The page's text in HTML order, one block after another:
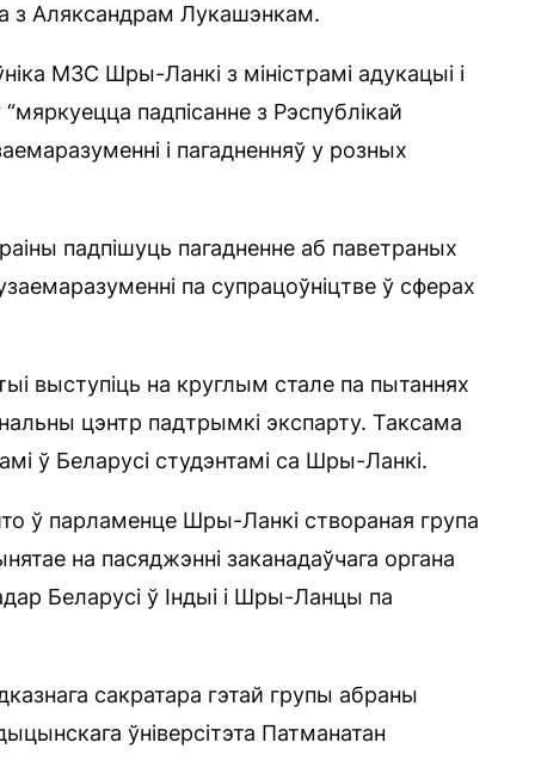
з Аляксандрам Лукашэнкам.
МЗС Шры-Ланкі з міністрамі адукацыі і
падпісанне з Рэспублікай
і пагадненняў у розных
падпішуць пагадненне аб паветраных
па супрацоўніцтве ў сферах
выступіць на круглым стале па пытаннях
цэнтр падтрымкі экспарту. Таксама
ў Беларусі студэнтамі са Шры-Ланкі.
ў парламенце Шры-Ланкі створаная група
на пасяджэнні заканадаўчага органа
Беларусі ў Індыі і Шры-Ланцы па
сакратара гэтай групы абраны
ўніверсітэта Патманатан